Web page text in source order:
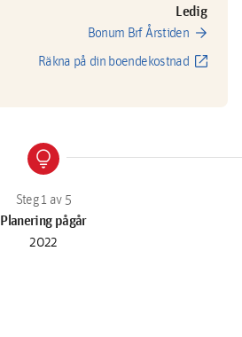
Ledig
Bonum Brf Årstiden arrow_forward
Räkna på din boendekostnad open_in_new
lightbulb
Planering pågår
2022